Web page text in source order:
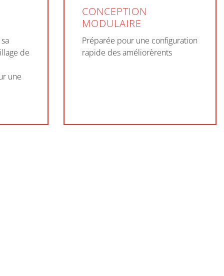
de
une
CONCEPTION
MODULAIRE
Préparée pour une configuration
rapide des améliorèrents